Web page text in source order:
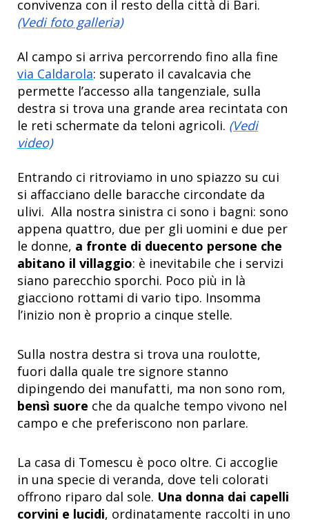
convivenza con il resto della città di Bari.
(Vedi foto galleria)
Al campo si arriva percorrendo fino alla fine
via Caldarola: superato il cavalcavia che
permette l’accesso alla tangenziale, sulla
destra si trova una grande area recintata con
le reti schermate da teloni agricoli. (Vedi
video)
Entrando ci ritroviamo in uno spiazzo su cui
si affacciano delle baracche circondate da
ulivi. Alla nostra sinistra ci sono i bagni: sono
appena quattro, due per gli uomini e due per
le donne, a fronte di duecento persone che
abitano il villaggio: è inevitabile che i servizi
siano parecchio sporchi. Poco più in là
giacciono rottami di vario tipo. Insomma
l’inizio non è proprio a cinque stelle.
Sulla nostra destra si trova una roulotte,
fuori dalla quale tre signore stanno
dipingendo dei manufatti, ma non sono rom,
bensì suore che da qualche tempo vivono nel
campo e che preferiscono non parlare.
La casa di Tomescu è poco oltre. Ci accoglie
in una specie di veranda, dove teli colorati
offrono riparo dal sole. Una donna dai capelli
corvini e lucidi, ordinatamente raccolti in uno